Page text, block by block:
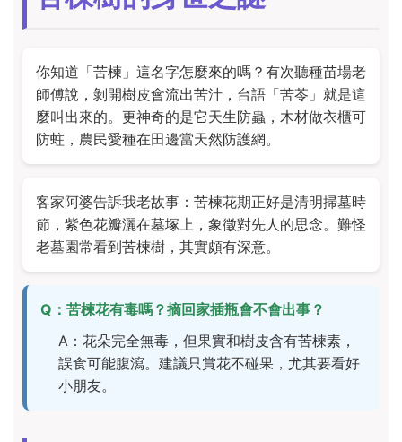
你知道「苦楝」這名字怎麼來的嗎？有次聽種苗場老
師傅說，剝開樹皮會流出苦汁，台語「苦苓」就是這
麼叫出來的。更神奇的是它天生防蟲，木材做衣櫃可
防蛀，農民愛種在田邊當天然防護網。
客家阿婆告訴我老故事：苦楝花期正好是清明掃墓時
節，紫色花瓣灑在墓塚上，象徵對先人的思念。難怪
老墓園常看到苦楝樹，其實頗有深意。
Q：苦楝花有毒嗎？摘回家插瓶會不會出事？
A：花朵完全無毒，但果實和樹皮含有苦楝素，
誤食可能腹瀉。建議只賞花不碰果，尤其要看好
小朋友。